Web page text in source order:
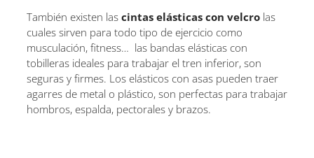
También existen las cintas elásticas con velcro las
cuales sirven para todo tipo de ejercicio como
musculación, fitness… las bandas elásticas con
tobilleras ideales para trabajar el tren inferior, son
seguras y firmes. Los elásticos con asas pueden traer
agarres de metal o plástico, son perfectas para trabajar
hombros, espalda, pectorales y brazos.